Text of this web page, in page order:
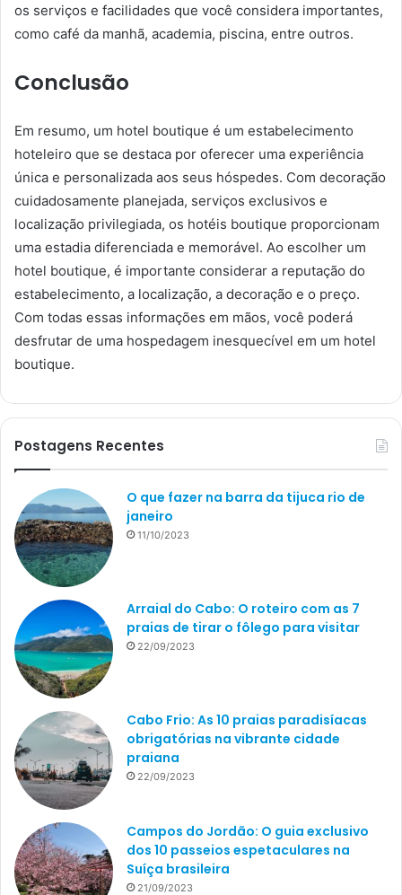
os serviços e facilidades que você considera importantes,
como café da manhã, academia, piscina, entre outros.
Conclusão
Em resumo, um hotel boutique é um estabelecimento
hoteleiro que se destaca por oferecer uma experiência
única e personalizada aos seus hóspedes. Com decoração
cuidadosamente planejada, serviços exclusivos e
localização privilegiada, os hotéis boutique proporcionam
uma estadia diferenciada e memorável. Ao escolher um
hotel boutique, é importante considerar a reputação do
estabelecimento, a localização, a decoração e o preço.
Com todas essas informações em mãos, você poderá
desfrutar de uma hospedagem inesquecível em um hotel
boutique.
Postagens Recentes
O que fazer na barra da tijuca rio de
janeiro
11/10/2023
Arraial do Cabo: O roteiro com as 7
praias de tirar o fôlego para visitar
22/09/2023
Cabo Frio: As 10 praias paradisíacas
obrigatórias na vibrante cidade
praiana
22/09/2023
Campos do Jordão: O guia exclusivo
dos 10 passeios espetaculares na
Suíça brasileira
21/09/2023